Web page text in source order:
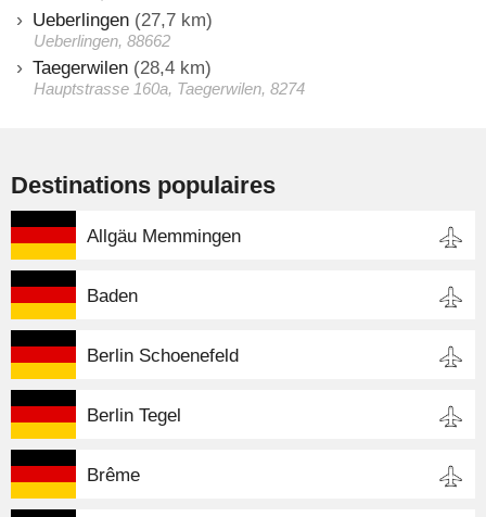
Ueberlingen (27,7 km)
Ueberlingen, 88662
Taegerwilen (28,4 km)
Hauptstrasse 160a, Taegerwilen, 8274
Destinations populaires
Allgäu Memmingen
Baden
Berlin Schoenefeld
Berlin Tegel
Brême